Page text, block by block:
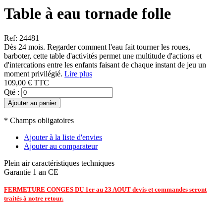
Table à eau tornade folle
Ref: 24481
Dès 24 mois. Regarder comment l'eau fait tourner les roues,
barboter, cette table d'activités permet une multitude d'actions et
d'intercations entre les enfants faisant de chaque instant de jeu un
moment privilégié. Lire plus
109,00 € TTC
Qté :
Ajouter au panier
* Champs obligatoires
Ajouter à la liste d'envies
Ajouter au comparateur
Plein air caractéristiques techniques
Garantie 1 an CE
FERMETURE CONGES DU 1er au 23 AOUT devis et commandes seront
traités à notre retour.